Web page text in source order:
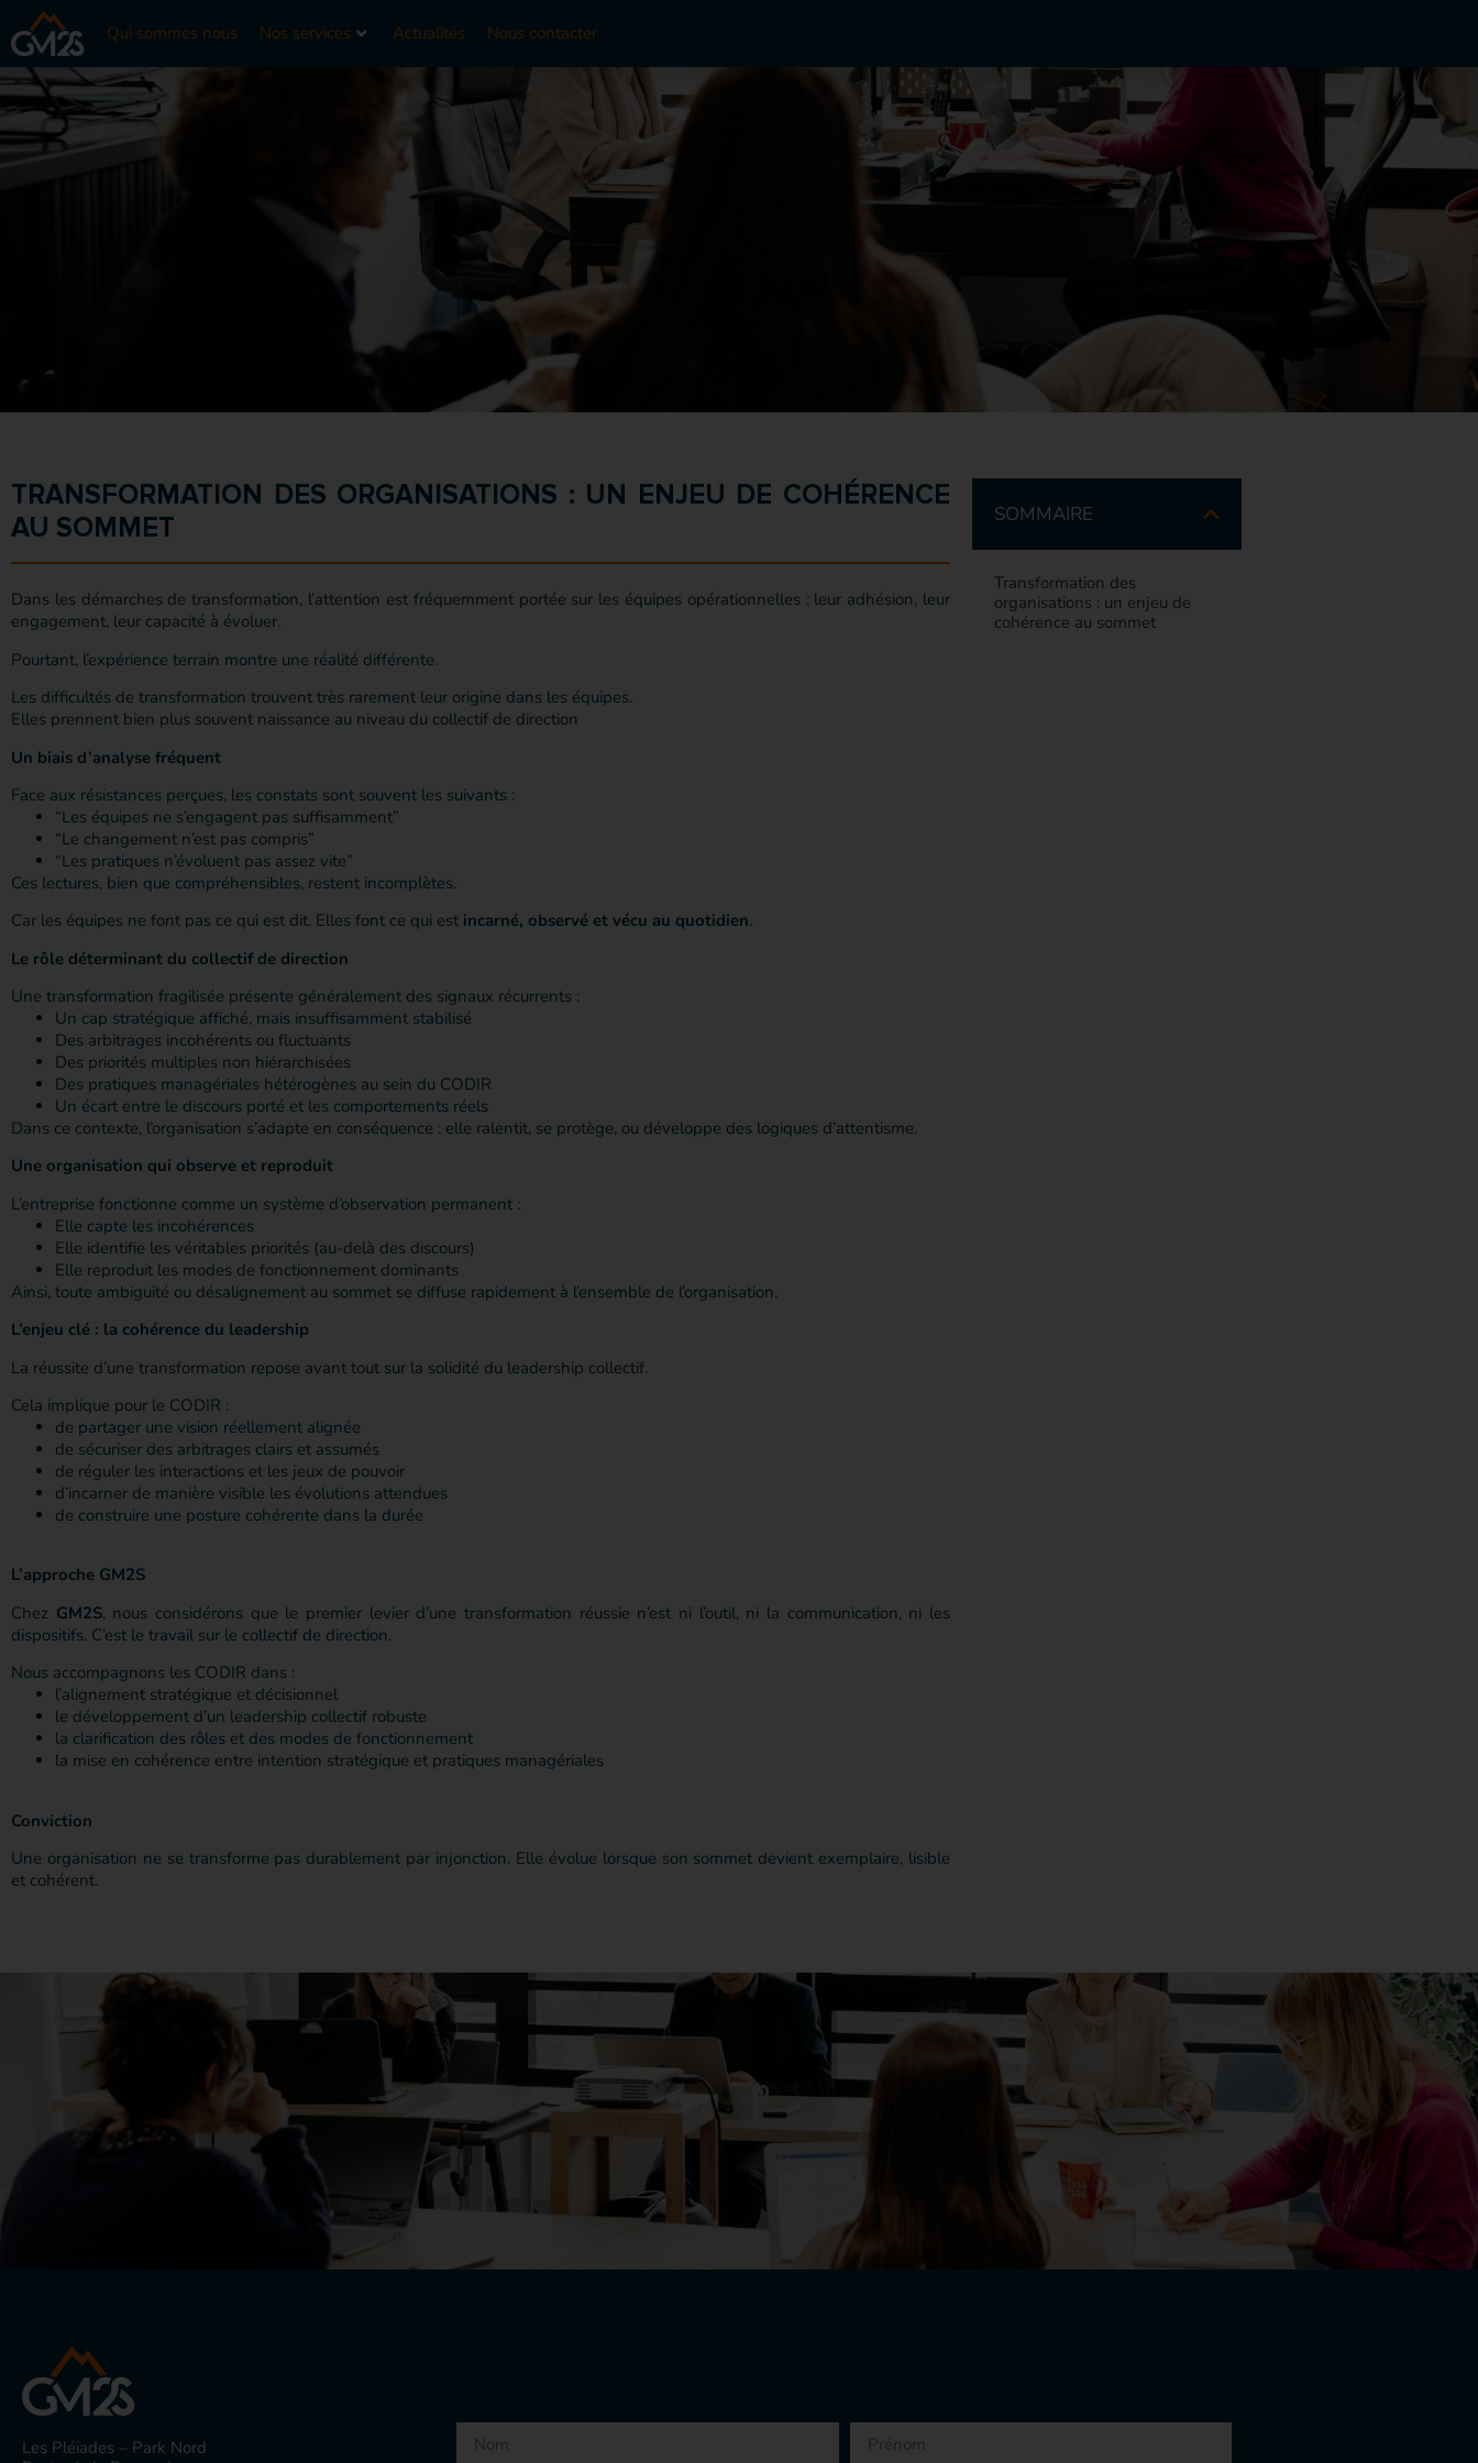
Qui sommes nous Nos services Actualités Nous contacter
TRANSFORMATION DES ORGANISATIONS : UN ENJEU DE COHÉRENCE
AU SOMMET
Dans les démarches de transformation, l’attention est fréquemment portée sur les équipes opérationnelles : leur adhésion, leur
engagement, leur capacité à évoluer.
Pourtant, l’expérience terrain montre une réalité différente.
Les difficultés de transformation trouvent très rarement leur origine dans les équipes.
Elles prennent bien plus souvent naissance au niveau du collectif de direction
Un biais d’analyse fréquent
Face aux résistances perçues, les constats sont souvent les suivants :
“Les équipes ne s’engagent pas suffisamment”
“Le changement n’est pas compris”
“Les pratiques n’évoluent pas assez vite”
Ces lectures, bien que compréhensibles, restent incomplètes.
Car les équipes ne font pas ce qui est dit. Elles font ce qui est incarné, observé et vécu au quotidien.
Le rôle déterminant du collectif de direction
Une transformation fragilisée présente généralement des signaux récurrents :
Un cap stratégique affiché, mais insuffisamment stabilisé
Des arbitrages incohérents ou fluctuants
Des priorités multiples non hiérarchisées
Des pratiques managériales hétérogènes au sein du CODIR
Un écart entre le discours porté et les comportements réels
Dans ce contexte, l’organisation s’adapte en conséquence : elle ralentit, se protège, ou développe des logiques d’attentisme.
Une organisation qui observe et reproduit
L’entreprise fonctionne comme un système d’observation permanent :
Elle capte les incohérences
Elle identifie les véritables priorités (au-delà des discours)
Elle reproduit les modes de fonctionnement dominants
Ainsi, toute ambiguïté ou désalignement au sommet se diffuse rapidement à l’ensemble de l’organisation.
L’enjeu clé : la cohérence du leadership
La réussite d’une transformation repose avant tout sur la solidité du leadership collectif.
Cela implique pour le CODIR :
de partager une vision réellement alignée
de sécuriser des arbitrages clairs et assumés
de réguler les interactions et les jeux de pouvoir
d’incarner de manière visible les évolutions attendues
de construire une posture cohérente dans la durée
L’approche GM2S
Chez GM2S, nous considérons que le premier levier d’une transformation réussie n’est ni l’outil, ni la communication, ni les
dispositifs. C’est le travail sur le collectif de direction.
Nous accompagnons les CODIR dans :
l’alignement stratégique et décisionnel
le développement d’un leadership collectif robuste
la clarification des rôles et des modes de fonctionnement
la mise en cohérence entre intention stratégique et pratiques managériales
Conviction
Une organisation ne se transforme pas durablement par injonction. Elle évolue lorsque son sommet devient exemplaire, lisible
et cohérent.
SOMMAIRE
Transformation des
organisations : un enjeu de
cohérence au sommet
Les Pléïades – Park Nord